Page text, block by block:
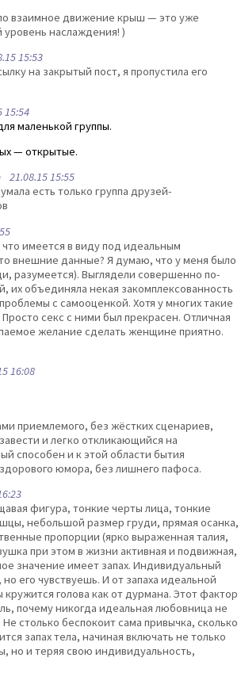
взаимное движение крыш — это уже
наслаждения! )
15:53
на закрытый пост, я пропустила его
маленькой группы.
— открытые.
21.08.15 15:55
есть только группа друзей-
имеется в виду под идеальным
внешние данные? Я думаю, что у меня было
разумеется). Выглядели совершенно по-
их объединяла некая закомплексованность
с самооценкой. Хотя у многих такие
секс с ними был прекрасен. Отличная
желание сделать женщине приятно.
16:08
приемлемого, без жёстких сценариев,
и легко откликающийся на
способен и к этой области бытия
юмора, без лишнего пафоса.
фигура, тонкие черты лица, тонкие
небольшой размер груди, прямая осанка,
пропорции (ярко выраженная талия,
при этом в жизни активная и подвижная,
значение имеет запах. Индивидуальный
его чувствуешь. И от запаха идеальной
голова как от дурмана. Этот фактор
почему никогда идеальная любовница не
столько беспокоит сама привычка, сколько
запах тела, начиная включать не только
но и теряя свою индивидуальность,